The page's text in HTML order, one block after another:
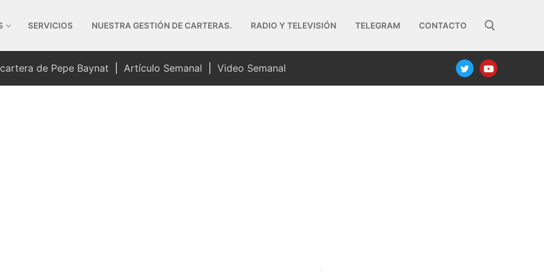
SERVICIOS NUESTRA GESTIÓN DE CARTERAS. RADIO Y TELEVISIÓN TELEGRAM CONTACTO
de Pepe Baynat Artículo Semanal Video Semanal